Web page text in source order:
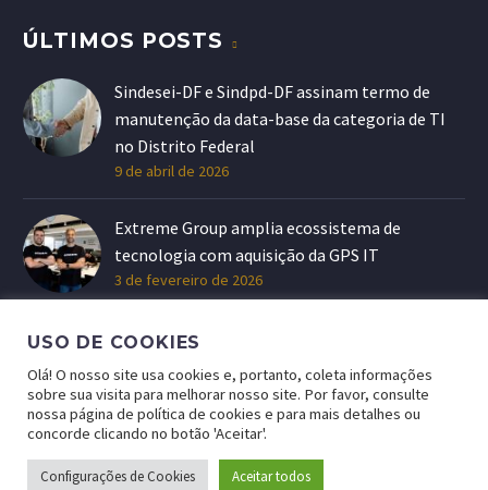
ÚLTIMOS POSTS
Sindesei-DF e Sindpd-DF assinam termo de
manutenção da data-base da categoria de TI
no Distrito Federal
9 de abril de 2026
Extreme Group amplia ecossistema de
tecnologia com aquisição da GPS IT
3 de fevereiro de 2026
USO DE COOKIES
Olá! O nosso site usa cookies e, portanto, coleta informações
sobre sua visita para melhorar nosso site. Por favor, consulte
nossa página de política de cookies e para mais detalhes ou
concorde clicando no botão 'Aceitar'.
Configurações de Cookies Aceitar todos